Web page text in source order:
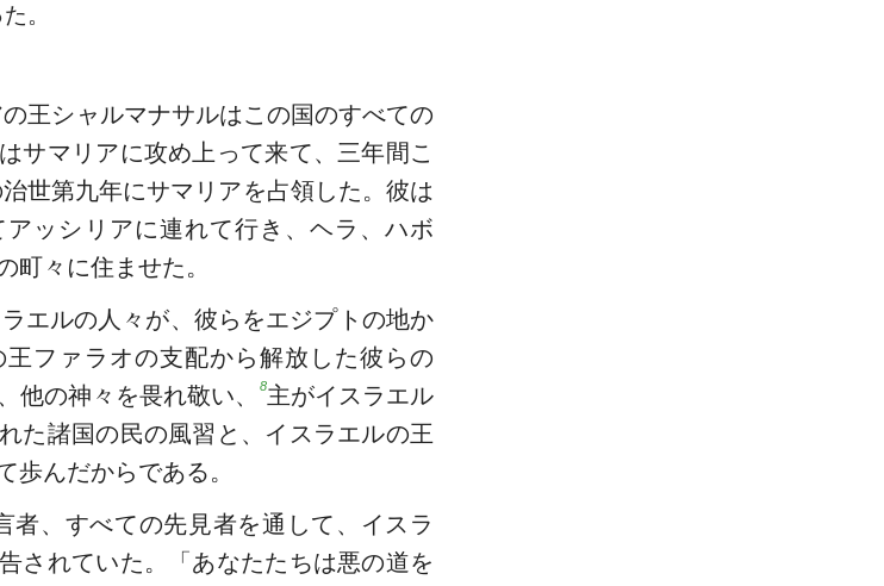
。
王シャルマナサルはこの国のすべての
サマリアに攻め上って来て、三年間こ
世第九年にサマリアを占領した。彼は
ッシリアに連れて行き、ヘラ、ハボ
町々に住ませた。
エルの人々が、彼らをエジプトの地か
ファラオの支配から解放した彼らの
他の神々を畏れ敬い、
8主がイスラエル
た諸国の民の風習と、イスラエルの王
歩んだからである。
者、すべての先見者を通して、イスラ
されていた。「あなたたちは悪の道を